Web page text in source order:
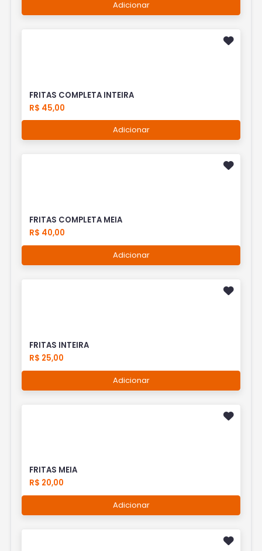
Adicionar
FRITAS COMPLETA INTEIRA
R$ 45,00
Adicionar
FRITAS COMPLETA MEIA
R$ 40,00
Adicionar
FRITAS INTEIRA
R$ 25,00
Adicionar
FRITAS MEIA
R$ 20,00
Adicionar